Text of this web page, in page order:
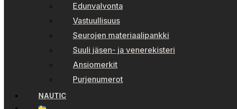
Edunvalvonta
Vastuullisuus
Seurojen materiaalipankki
Suuli jäsen- ja venerekisteri
Ansiomerkit
Purjenumerot
NAUTIC